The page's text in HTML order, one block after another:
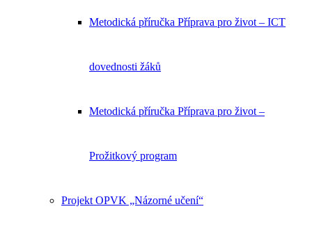
Metodická příručka Příprava pro život – ICT
dovednosti žáků
Metodická příručka Příprava pro život –
Prožitkový program
Projekt OPVK „Názorné učení“